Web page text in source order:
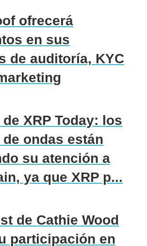
ofrecerá
en sus
de auditoría, KYC
XRP Today: los
ondas están
su atención a
ya que XRP p...
de Cathie Wood
participación en